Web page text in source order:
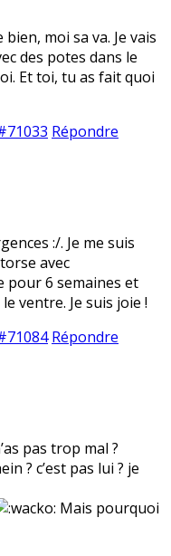
moi sa va. Je vais
des potes dans le
Et toi, tu as fait quoi
Répondre
:/. Je me suis
avec
pour 6 semaines et
ventre. Je suis joie !
Répondre
pas trop mal ?
? c’est pas lui ? je
Mais pourquoi